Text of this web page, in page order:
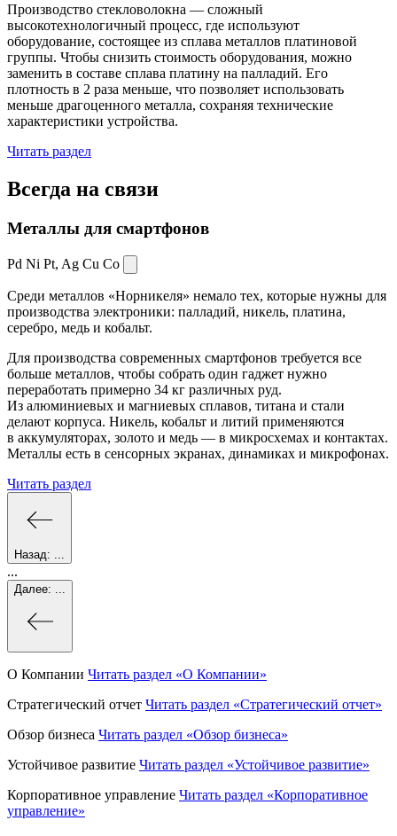
Производство стекловолокна — сложный
высокотехнологичный процесс, где используют
оборудование, состоящее из сплава металлов платиновой
группы. Чтобы снизить стоимость оборудования, можно
заменить в составе сплава платину на палладий. Его
плотность в 2 раза меньше, что позволяет использовать
меньше драгоценного металла, сохраняя технические
характеристики устройства.
Читать раздел
Всегда на связи
Металлы для смартфонов
Pd Ni Pt, Ag Cu Co
Среди металлов «Норникеля» немало тех, которые нужны для
производства электроники: палладий, никель, платина,
серебро, медь и кобальт.
Для производства современных смартфонов требуется все
больше металлов, чтобы собрать один гаджет нужно
переработать примерно 34 кг различных руд.
Из алюминиевых и магниевых сплавов, титана и стали
делают корпуса. Никель, кобальт и литий применяются
в аккумуляторах, золото и медь — в микросхемах и контактах.
Металлы есть в сенсорных экранах, динамиках и микрофонах.
Читать раздел
Назад:
...
Далее:
О Компании Читать раздел «О Компании»
Стратегический отчет Читать раздел «Стратегический отчет»
Обзор бизнеса Читать раздел «Обзор бизнеса»
Устойчивое развитие Читать раздел «Устойчивое развитие»
Корпоративное управление Читать раздел «Корпоративное
управление»